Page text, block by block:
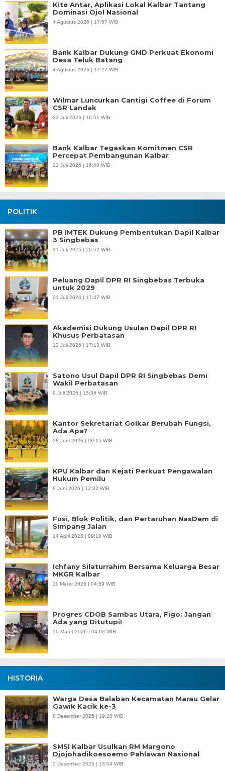
Kite Antar, Aplikasi Lokal Kalbar Tantang
Dominasi Ojol Nasional
4 Agustus 2026 | 17:57 WIB
Bank Kalbar Dukung GMD Perkuat Ekonomi
Desa Teluk Batang
4 Agustus 2026 | 17:27 WIB
Wilmar Luncurkan Cantigi Coffee di Forum
CSR Landak
23 Juli 2026 | 16:51 WIB
Bank Kalbar Tegaskan Komitmen CSR
Percepat Pembangunan Kalbar
13 Juli 2026 | 16:40 WIB
POLITIK
PB IMTEK Dukung Pembentukan Dapil Kalbar
3 Singbebas
31 Juli 2026 | 20:52 WIB
Peluang Dapil DPR RI Singbebas Terbuka
untuk 2029
21 Juli 2026 | 17:47 WIB
Akademisi Dukung Usulan Dapil DPR RI
Khusus Perbatasan
13 Juli 2026 | 17:13 WIB
Satono Usul Dapil DPR RI Singbebas Demi
Wakil Perbatasan
9 Juli 2026 | 15:36 WIB
Kantor Sekretariat Golkar Berubah Fungsi,
Ada Apa?
28 Juni 2026 | 09:15 WIB
KPU Kalbar dan Kejati Perkuat Pengawalan
Hukum Pemilu
9 Juni 2026 | 13:32 WIB
Fusi, Blok Politik, dan Pertaruhan NasDem di
Simpang Jalan
14 April 2026 | 09:18 WIB
Ichfany Silaturrahim Bersama Keluarga Besar
MKGR Kalbar
11 Maret 2026 | 04:59 WIB
Progres CDOB Sambas Utara, Figo: Jangan
Ada yang Ditutupi!
10 Maret 2026 | 04:03 WIB
HISTORIA
Warga Desa Balaban Kecamatan Marau Gelar
Gawik Kacik ke-3
8 Desember 2025 | 19:20 WIB
SMSI Kalbar Usulkan RM Margono
Djojohadikoesoemo Pahlawan Nasional
5 Desember 2025 | 13:04 WIB